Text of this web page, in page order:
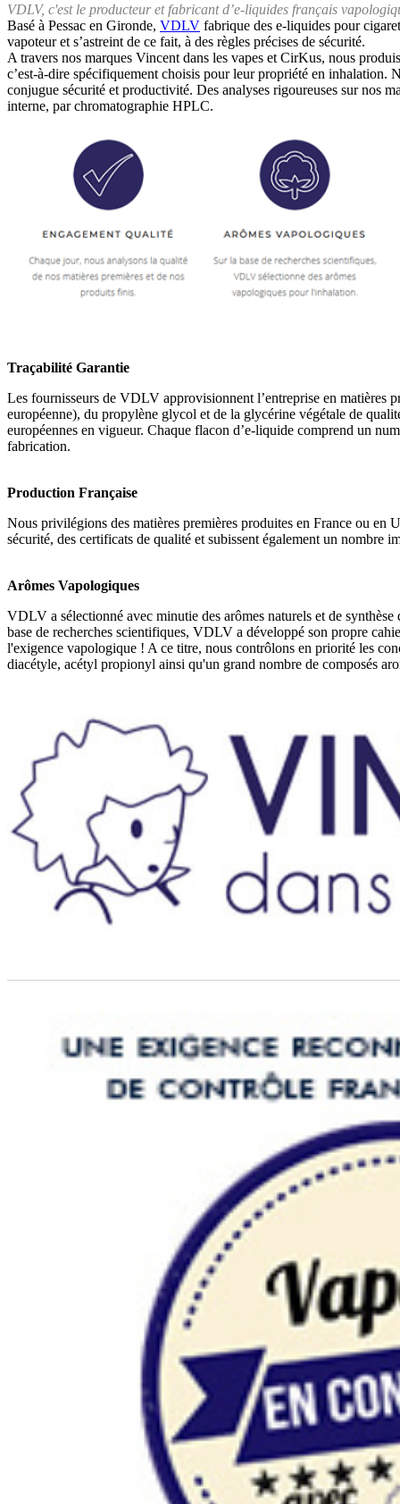
VDLV, c'est le producteur et fabricant d’e-liquides français
Basé à Pessac en Gironde, VDLV fabrique des e-liquides pour
vapoteur et s’astreint de ce fait, à des règles précises de sécurité.
A travers nos marques Vincent dans les vapes et CirKus, nous
c’est-à-dire spécifiquement choisis pour leur propriété en
conjugue sécurité et productivité. Des analyses rigoureuses sur nos
interne, par chromatographie HPLC.
Traçabilité Garantie
Les fournisseurs de VDLV approvisionnent l’entreprise en matières
européenne), du propylène glycol et de la glycérine végétale de
européennes en vigueur. Chaque flacon d’e-liquide comprend un
fabrication.
Production Française
Nous privilégions des matières premières produites en France ou en
sécurité, des certificats de qualité et subissent également un nombre
Arômes Vapologiques
VDLV a sélectionné avec minutie des arômes naturels et de
base de recherches scientifiques, VDLV a développé son propre
l'exigence vapologique ! A ce titre, nous contrôlons en priorité les
diacétyle, acétyl propionyl ainsi qu'un grand nombre de composés